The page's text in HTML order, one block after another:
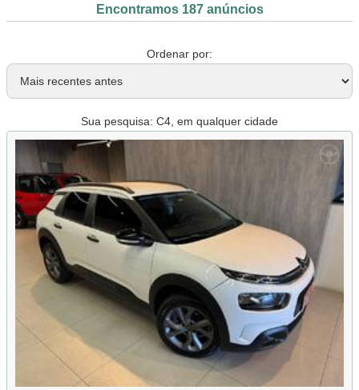
Encontramos 187 anúncios
Ordenar por:
Sua pesquisa: C4, em qualquer cidade